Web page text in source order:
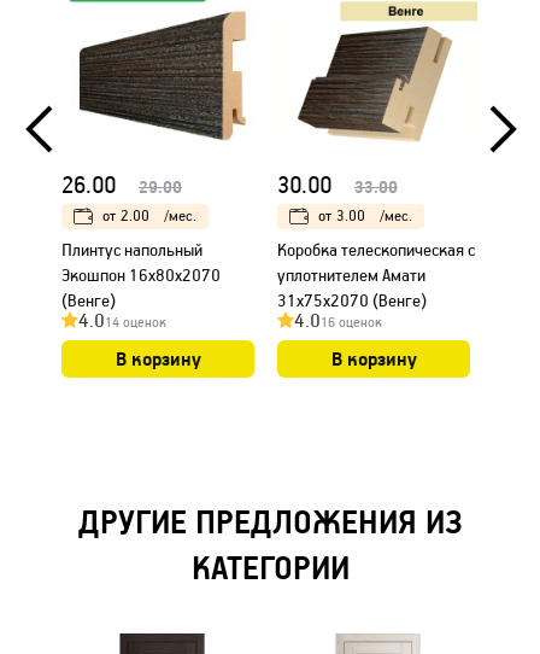
26.00 29.00
от 2.00 /мес.
Плинтус напольный
Экошпон 16х80х2070
(Венге)
4.014 оценок
В корзину
30.00 33.00
от 3.00 /мес.
Коробка телескопическая с
уплотнителем Амати
31х75х2070 (Венге)
4.016 оценок
В корзину
ДРУГИЕ ПРЕДЛОЖЕНИЯ ИЗ
КАТЕГОРИИ